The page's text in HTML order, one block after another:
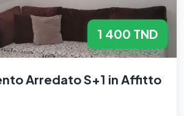
1 400 TND
Arredato S+1 in Affitto